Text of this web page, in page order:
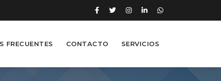
FRECUENTES CONTACTO SERVICIOS